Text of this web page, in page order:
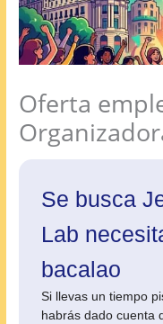
Oferta
Se busca
Lab
bacalao
Si llevas un tiempo
habrás dado cuenta